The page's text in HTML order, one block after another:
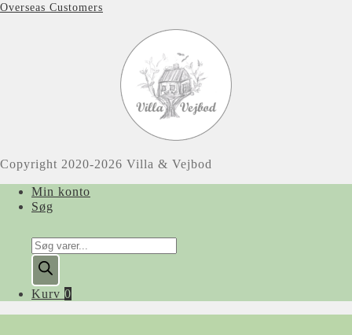
Overseas Customers
Copyright 2020-2026 Villa & Vejbod
Min konto
Søg
Products
search
Kurv 0